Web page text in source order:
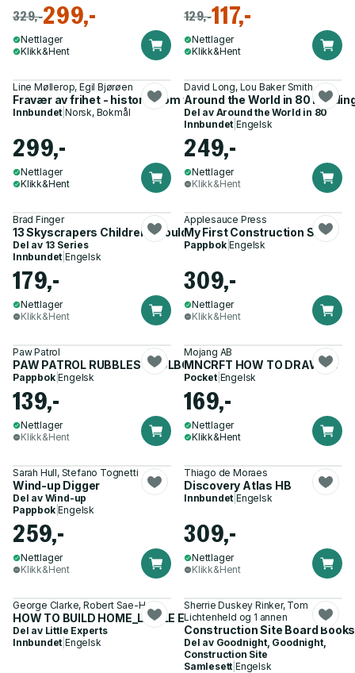
329,-299,-
Nettlager
Klikk&Hent
129,-117,-
Nettlager
Klikk&Hent
Line Møllerop, Egil Bjørøen
Fravær av frihet - historien om fengsler
Innbundet |Norsk, Bokmål
299,-
Nettlager
Klikk&Hent
David Long, Lou Baker Smith
Around the World in 80
Del av Around the World in 80
Innbundet |Engelsk
249,-
Nettlager
Klikk&Hent
Brad Finger
13 Skyscrapers Children Should Know
Del av 13 Series
Innbundet |Engelsk
179,-
Nettlager
Klikk&Hent
Applesauce Press
My First Construction Site
Pappbok|Engelsk
309,-
Nettlager
Klikk&Hent
Paw Patrol
PAW PATROL RUBBLES TOOLBOX BRD
Pappbok|Engelsk
139,-
Nettlager
Klikk&Hent
Mojang AB
MNCRFT HOW TO DRAW PB
Pocket| Engelsk
169,-
Nettlager
Klikk&Hent
Sarah Hull, Stefano Tognetti
Wind-up Digger
Del av Wind-up
Pappbok|Engelsk
259,-
Nettlager
Klikk&Hent
Thiago de Moraes
Discovery Atlas HB
Innbundet |Engelsk
309,-
Nettlager
Klikk&Hent
George Clarke, Robert Sae-Heng
HOW TO BUILD HOME_LITTLE EX HB
Del av Little Experts
Innbundet |Engelsk
Sherrie Duskey Rinker, Tom
Lichtenheld og 1 annen
Construction Site Board
Del av Goodnight, Goodnight,
Construction Site
Samlesett |Engelsk